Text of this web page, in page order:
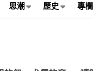
思潮 歷史 專欄